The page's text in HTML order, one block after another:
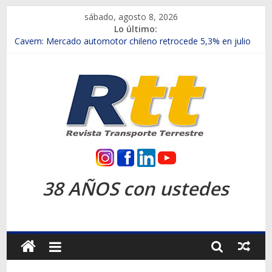
contenido
sábado, agosto 8, 2026
Lo último:
Chile es el primer mercado internacional en lanzar la nueva
Salfa suma vehículos electrificados de Chevrolet en el Biobío
Samex amplía su red con nuevas sucursales en Rancagua y
SINOTRUK Pick-ups presentó la recién estrenada Bolden en
la Expo Compras Públicas 2026
Revista
Transporte
Terrestre
38 AÑOS con ustedes